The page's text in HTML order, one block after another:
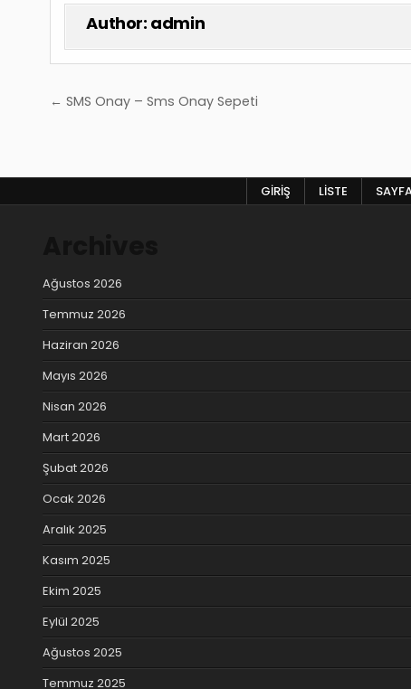
Author: admin
Yazı
← SMS Onay – Sms Onay Sepeti
GIRIŞ LISTE
Ağustos 2026
Temmuz 2026
Haziran 2026
Mayıs 2026
Nisan 2026
Mart 2026
Şubat 2026
Ocak 2026
Aralık 2025
Kasım 2025
Ekim 2025
Eylül 2025
Ağustos 2025
Temmuz 2025